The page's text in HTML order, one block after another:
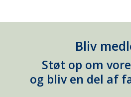
Bliv
Støt op om
og bliv en del af